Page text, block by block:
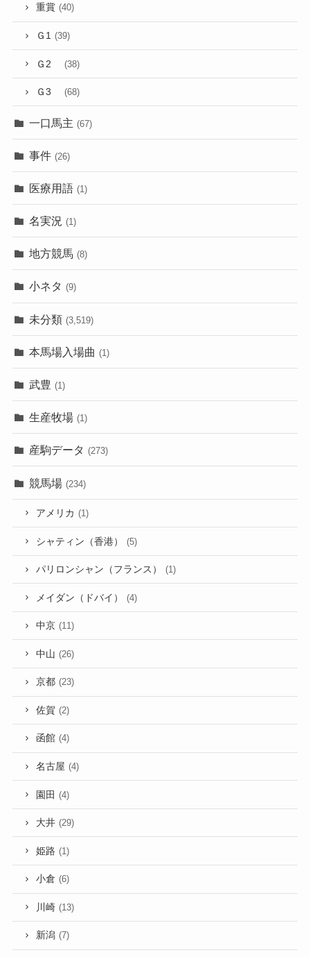
重賞 (40)
Ｇ1 (39)
Ｇ2 (38)
Ｇ3 (68)
一口馬主 (67)
事件 (26)
医療用語 (1)
名実況 (1)
地方競馬 (8)
小ネタ (9)
未分類 (3,519)
本馬場入場曲 (1)
武豊 (1)
生産牧場 (1)
産駒データ (273)
競馬場 (234)
アメリカ (1)
シャティン（香港） (5)
パリロンシャン（フランス） (1)
メイダン（ドバイ） (4)
中京 (11)
中山 (26)
京都 (23)
佐賀 (2)
函館 (4)
名古屋 (4)
園田 (4)
大井 (29)
姫路 (1)
小倉 (6)
川崎 (13)
新潟 (7)